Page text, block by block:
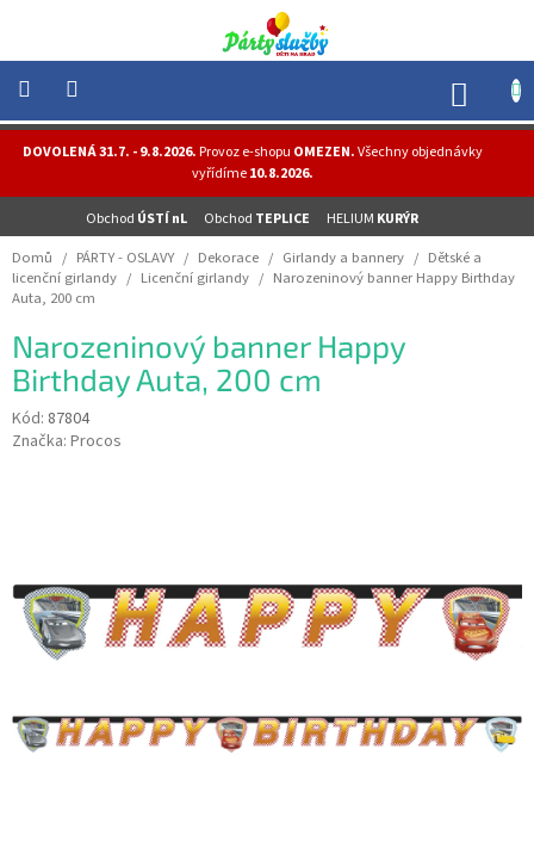
obsah
DOVOLENÁ 31.7. - 9.8.2026.Provoz e-shopu OMEZEN.Všechny objednávky
vyřídíme10.8.2026.
Obchod ÚSTÍ nL Obchod TEPLICE HELIUM KURÝR
NOVINKY
HELIUM
PÁRTY
OSLAVY
MASKY
-
KOSTÝMY
BARVY
ČÍSLA
NAŠE
SLUŽBY
Domů / PÁRTY - OSLAVY / Dekorace / Girlandy a bannery / Dětské a
licenční girlandy / Licenční girlandy / Narozeninový banner Happy Birthday
Auta, 200 cm
Narozeninový banner Happy
Birthday Auta, 200 cm
Kód: 87804
Značka: Procos